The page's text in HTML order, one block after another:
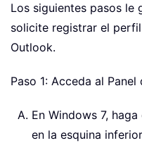
Los siguientes pasos le
solicite registrar el
Outlook.
Paso 1: Acceda al
En Windows 7,
en la esquina